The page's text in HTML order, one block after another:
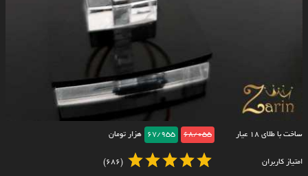
ساخت با طلای ۱۸ عیار 68/055
67/955 هزار تومان
امتیاز کاربران (686)